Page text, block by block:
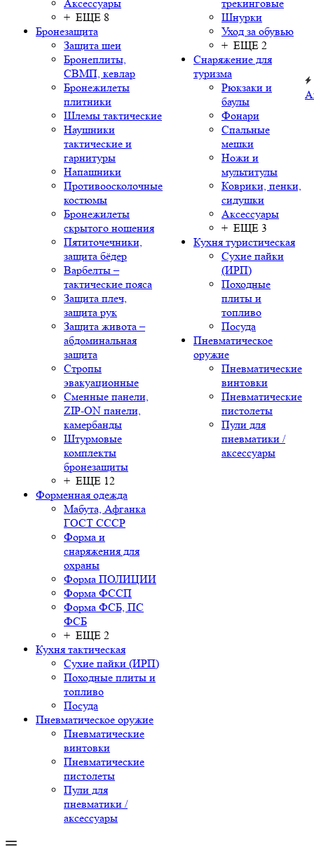
Аксессуары
+ ЕЩЕ 8
Бронезащита
Защита шеи
Бронеплиты,
СВМП, кевлар
Бронежилеты
плитники
Шлемы тактические
Наушники
тактические и
гарнитуры
Напашники
Противоосколочные
костюмы
Бронежилеты
скрытого ношения
Пятиточечники,
защита бёдер
Варбелты –
тактические пояса
Защита плеч,
защита рук
Защита живота –
абдоминальная
защита
Стропы
эвакуационные
Сменные панели,
ZIP-ON панели,
камербанды
Штурмовые
комплекты
бронезащиты
+ ЕЩЕ 12
Форменная одежда
Мабута, Афганка
ГОСТ СССР
Форма и
снаряжения для
охраны
Форма ПОЛИЦИИ
Форма ФССП
Форма ФСБ, ПС
ФСБ
+ ЕЩЕ 2
Кухня тактическая
Сухие пайки (ИРП)
Походные плиты и
топливо
Посуда
Пневматическое оружие
Пневматические
винтовки
Пневматические
пистолеты
Пули для
пневматики /
аксессуары
трекинговые
Шнурки
Уход за обувью
+ ЕЩЕ 2
Снаряжение для
туризма
Рюкзаки и
баулы
Фонари
Спальные
мешки
Ножи и
мультитулы
Коврики, пенки,
сидушки
Аксессуары
+ ЕЩЕ 3
Кухня туристическая
Сухие пайки
(ИРП)
Походные
плиты и
топливо
Посуда
Пневматическое
оружие
Пневматические
винтовки
Пневматические
пистолеты
Пули для
пневматики /
аксессуары